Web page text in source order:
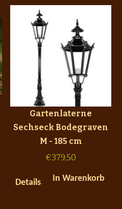
Gartenlaterne
Sechseck Bodegraven
M - 185 cm
€379,50
Details In Warenkorb